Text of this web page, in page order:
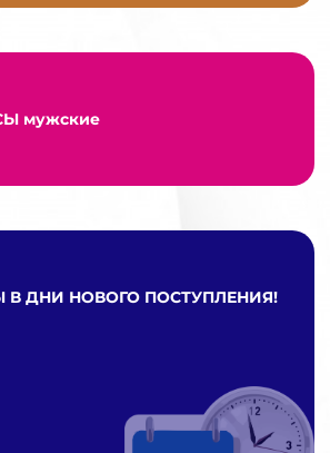
мужские
ДНИ НОВОГО ПОСТУПЛЕНИЯ!